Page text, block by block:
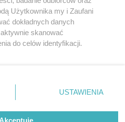
regulamin korzystania z portali
Skontakuj sięz nami
Kontakt
Wydawca
Redakcja
Użytkownika my i Zaufani
dokładnych danych
skanować
do celów identyfikacji.
przycisk ustawień prywatności
rogu strony
nie wymagają zgody
sprzeciwić się takiemu
USTAWIENIA
Akceptuję